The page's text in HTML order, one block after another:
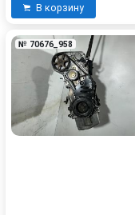
В корзину
№ 70676_958